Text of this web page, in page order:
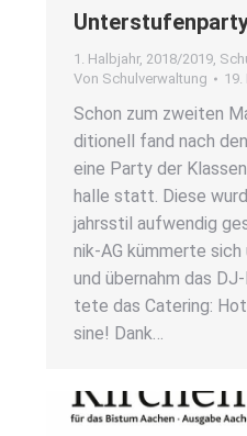
1. Halbjahr, 2018/2019
Von Schulverwaltung 19.
Schon zum zwei­ten
di­tio­nell fand nach
eine Par­ty der
hal­le statt. Die­se
jahrs­stil auf­wen­dig
nik-AG küm­mer­te
und über­nahm das
te­te das Cate­ring:
sine! Dank…